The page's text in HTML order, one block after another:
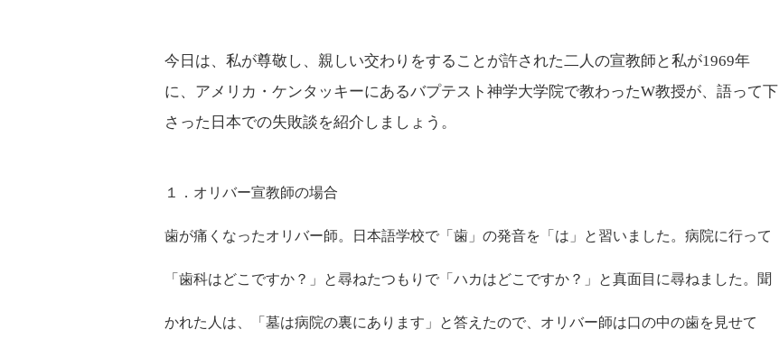
今日は、私が尊敬し、親しい交わりをすることが許された二人の宣教師と私が1969年
に、アメリカ・ケンタッキーにあるバプテスト神学大学院で教わったW教授が、語って下
さった日本での失敗談を紹介しましょう。
１．オリバー宣教師の場合
歯が痛くなったオリバー師。日本語学校で「歯」の発音を「は」と習いました。病院に行って
「歯科はどこですか？」と尋ねたつもりで「ハカはどこですか？」と真面目に尋ねました。聞
かれた人は、「墓は病院の裏にあります」と答えたので、オリバー師は口の中の歯を見せて